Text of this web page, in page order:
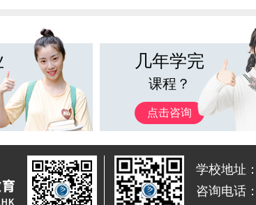
几年学完
课程？
点击咨询
学校地址
咨询电话